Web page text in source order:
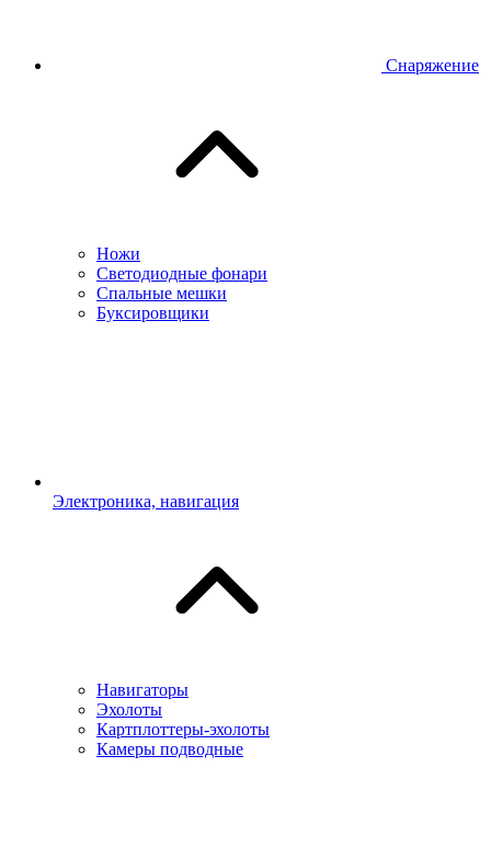
Снаряжение
Ножи
Светодиодные фонари
Спальные мешки
Буксировщики
Электроника, навигация
Навигаторы
Эхолоты
Картплоттеры-эхолоты
Камеры подводные